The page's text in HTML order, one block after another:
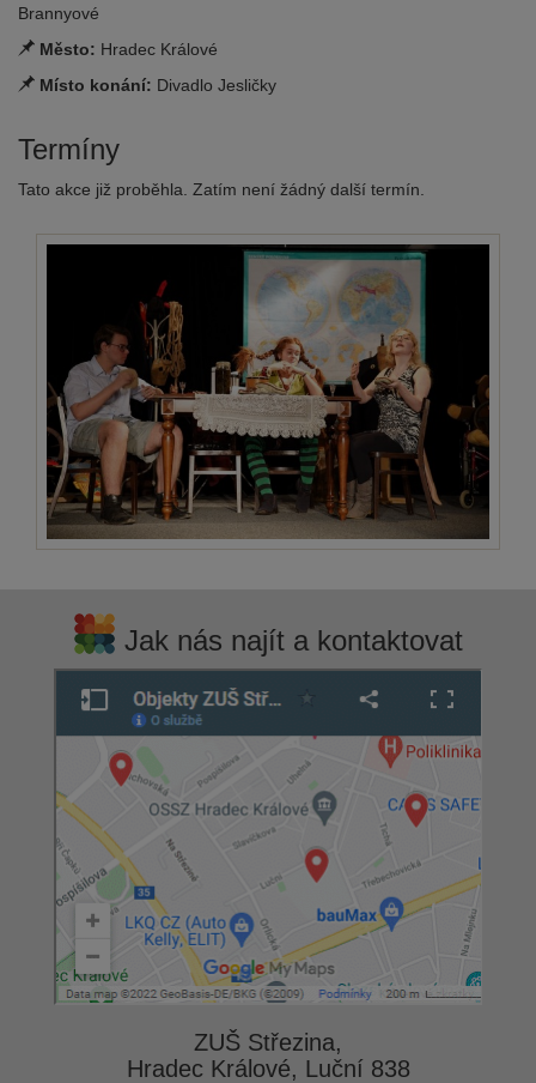
Brannyové
Město: Hradec Králové
Místo konání: Divadlo Jesličky
Termíny
Tato akce již proběhla. Zatím není žádný další termín.
Jak nás najít a kontaktovat
ZUŠ Střezina,
Hradec Králové, Luční 838